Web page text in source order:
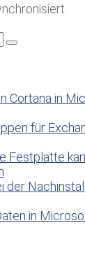
Cortana in
für
Festplatte
der
in